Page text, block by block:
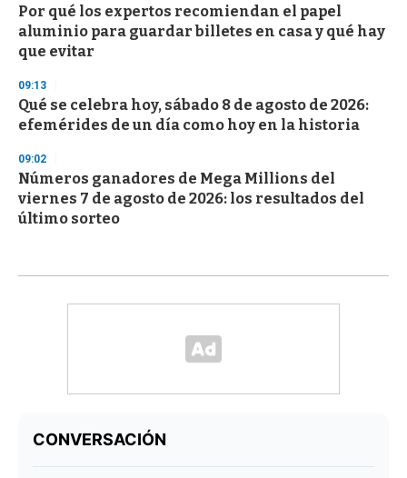
Por qué los expertos recomiendan el papel
aluminio para guardar billetes en casa y qué hay
que evitar
09:13
Qué se celebra hoy, sábado 8 de agosto de 2026:
efemérides de un día como hoy en la historia
09:02
Números ganadores de Mega Millions del
viernes 7 de agosto de 2026: los resultados del
último sorteo